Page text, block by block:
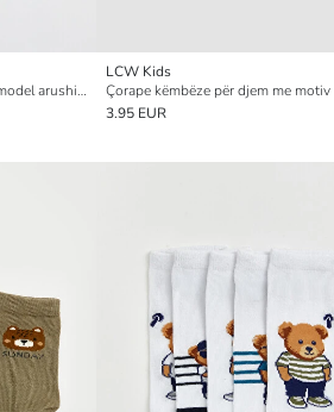
Çorape sportive për djem me model arushi Tedi, 5-pako
LCW Kids
3.95 EUR